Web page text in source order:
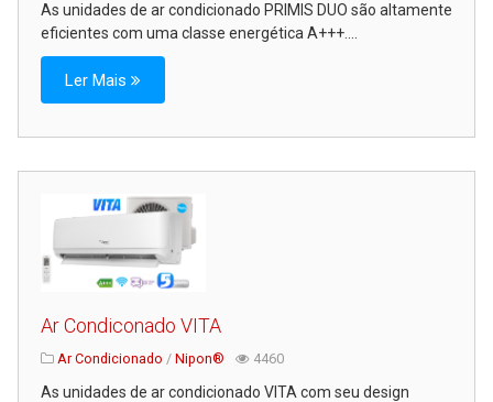
As unidades de ar condicionado PRIMIS DUO são altamente
eficientes com uma classe energética A+++....
Ler Mais
Ar Condiconado VITA
Ar Condicionado / Nipon® 4460
As unidades de ar condicionado VITA com seu design